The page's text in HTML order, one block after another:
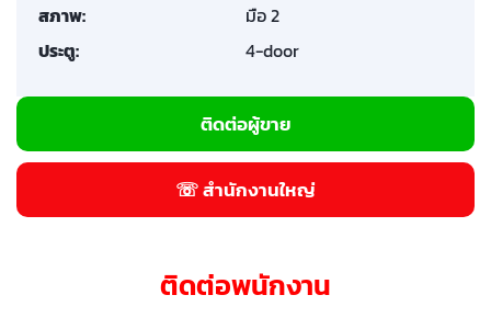
สภาพ:
มือ 2
ประตู:
4-door
ติดต่อผู้ขาย
☏ สำนักงานใหญ่
ติดต่อพนักงาน